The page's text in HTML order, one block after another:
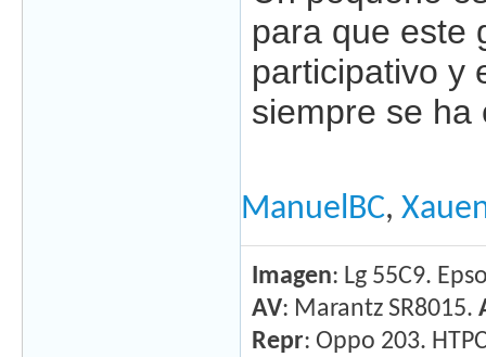
para que este
participativo y
siempre se ha
ManuelBC,
Imagen: Lg 55C9.
AV: Marantz SR8015.
Repr: Oppo 203.